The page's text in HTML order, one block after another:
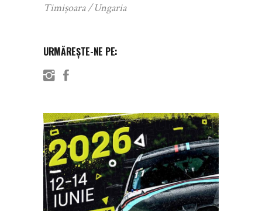
Timișoara
Ungaria
URMĂREȘTE-NE PE: